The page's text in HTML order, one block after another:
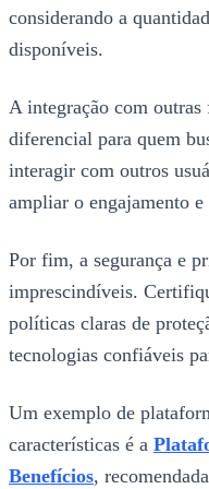
considerando a
disponíveis.
A integração com outras
diferencial para quem
interagir com outros
ampliar o engajamento
Por fim, a segurança e
imprescindíveis.
políticas claras de
tecnologias confiáveis
Um exemplo de
características é a
Benefícios,